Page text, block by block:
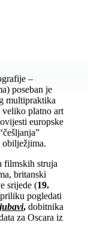
–
poseban je
multipraktika
veliko platno art
europske
filmskih struja
britanski
srijede (19.
pogledati
,dobitnika
za Oscara iz